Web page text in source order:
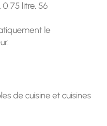
litre. 56
le
de cuisine et cuisines